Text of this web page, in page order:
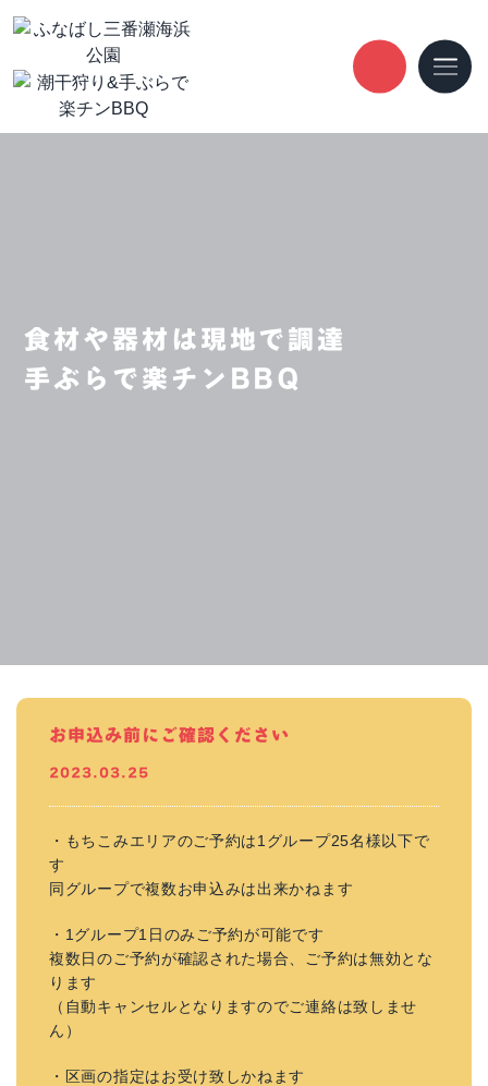
食材や器材は現地で調達
手ぶらで楽チンBBQ
お申込み前にご確認ください
2023.03.25
・もちこみエリアのご予約は1グループ25名様以下で
す
同グループで複数お申込みは出来かねます
・1グループ1日のみご予約が可能です
複数日のご予約が確認された場合、ご予約は無効とな
ります
（自動キャンセルとなりますのでご連絡は致しませ
ん）
・区画の指定はお受け致しかねます